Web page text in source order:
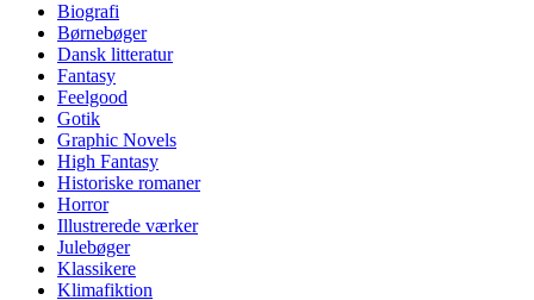
Biografi
Børnebøger
Dansk litteratur
Fantasy
Feelgood
Gotik
Graphic Novels
High Fantasy
Historiske romaner
Horror
Illustrerede værker
Julebøger
Klassikere
Klimafiktion